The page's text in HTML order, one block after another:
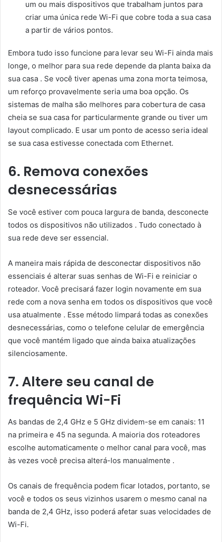
um ou mais dispositivos que trabalham juntos para
criar uma única rede Wi-Fi que cobre toda a sua casa
a partir de vários pontos.
Embora tudo isso funcione para levar seu Wi-Fi ainda mais
longe, o melhor para sua rede depende da planta baixa da
sua casa . Se você tiver apenas uma zona morta teimosa,
um reforço provavelmente seria uma boa opção. Os
sistemas de malha são melhores para cobertura de casa
cheia se sua casa for particularmente grande ou tiver um
layout complicado. E usar um ponto de acesso seria ideal
se sua casa estivesse conectada com Ethernet.
6. Remova conexões
desnecessárias
Se você estiver com pouca largura de banda, desconecte
todos os dispositivos não utilizados . Tudo conectado à
sua rede deve ser essencial.
A maneira mais rápida de desconectar dispositivos não
essenciais é alterar suas senhas de Wi-Fi e reiniciar o
roteador. Você precisará fazer login novamente em sua
rede com a nova senha em todos os dispositivos que você
usa atualmente . Esse método limpará todas as conexões
desnecessárias, como o telefone celular de emergência
que você mantém ligado que ainda baixa atualizações
silenciosamente.
7. Altere seu canal de
frequência Wi-Fi
As bandas de 2,4 GHz e 5 GHz dividem-se em canais: 11
na primeira e 45 na segunda. A maioria dos roteadores
escolhe automaticamente o melhor canal para você, mas
às vezes você precisa alterá-los manualmente .
Os canais de frequência podem ficar lotados, portanto, se
você e todos os seus vizinhos usarem o mesmo canal na
banda de 2,4 GHz, isso poderá afetar suas velocidades de
Wi-Fi.